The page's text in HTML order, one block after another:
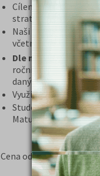
Cílem kurzu je naučit
strategii testů
Naši zkušení lektoři
včetně novinek v
Dle našich
ročníků poskytujeme
daný obor
Využití Programu
Student dostane
Maturitě.
Cena od: 10 560 Kč